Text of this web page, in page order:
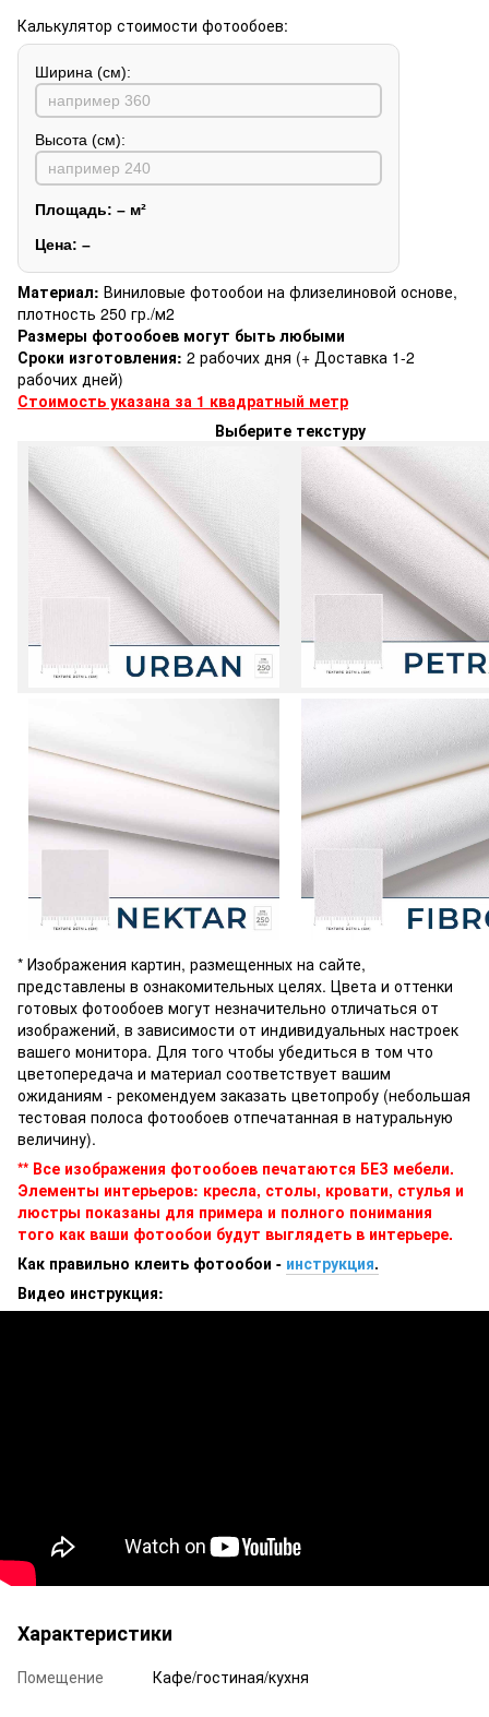
Калькулятор стоимости фотообоев:
Ширина (см):
Высота (см):
Площадь: – м²
Цена: –
Материал: Виниловые фотообои на флизелиновой основе,
плотность 250 гр./м2
Размеры фотообоев могут быть любыми
Сроки изготовления: 2 рабочих дня (+ Доставка 1-2
рабочих дней)
Стоимость указана за 1 квадратный метр
Выберите текстуру
* Изображения картин, размещенных на сайте,
представлены в ознакомительных целях. Цвета и оттенки
готовых фотообоев могут незначительно отличаться от
изображений, в зависимости от индивидуальных настроек
вашего монитора. Для того чтобы убедиться в том что
цветопередача и материал соответствует вашим
ожиданиям - рекомендуем заказать цветопробу (небольшая
тестовая полоса фотообоев отпечатанная в натуральную
величину).
** Все изображения фотообоев печатаются БЕЗ мебели.
Элементы интерьеров: кресла, столы, кровати, стулья и
люстры показаны для примера и полного понимания
того как ваши фотообои будут выглядеть в интерьере.
Как правильно клеить фотообои - инструкция.
Видео инструкция:
Характеристики
Помещение Кафе/гостиная/кухня